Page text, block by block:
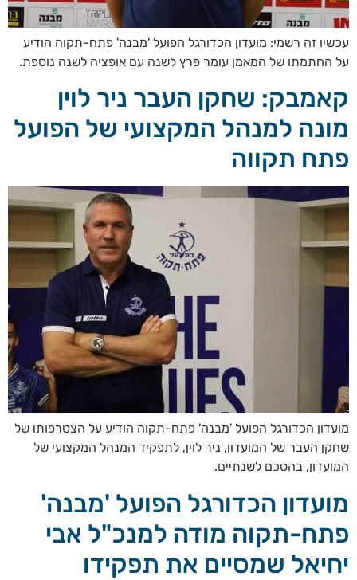
עכשיו זה רשמי: מועדון הכדורגל הפועל 'מבנה' פתח-תקוה הודיע
על החתמתו של המאמן עומר פרץ לשנה עם אופציה לשנה נוספת.
קאמבק: שחקן העבר ניר לוין
מונה למנהל המקצועי של הפועל
פתח תקווה
מועדון הכדורגל הפועל 'מבנה' פתח-תקוה הודיע על הצטרפותו של
שחקן העבר של המועדון, ניר לוין, לתפקיד המנהל המקצועי של
המועדון, בהסכם לשנתיים.
מועדון הכדורגל הפועל 'מבנה'
פתח-תקוה מודה למנכ"ל אבי
יחיאל שמסיים את תפקידו